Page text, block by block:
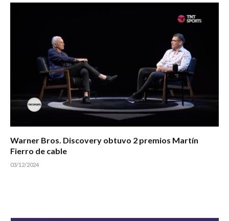
Warner Bros. Discovery obtuvo 2 premios Martín
Fierro de cable
03/12/2024